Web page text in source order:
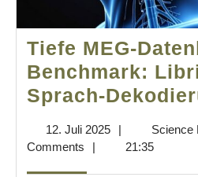
Tiefe MEG-
Benchmark:
Sprach-
12. Juli 202512.
Juli
| Science
Comments
| 21:35